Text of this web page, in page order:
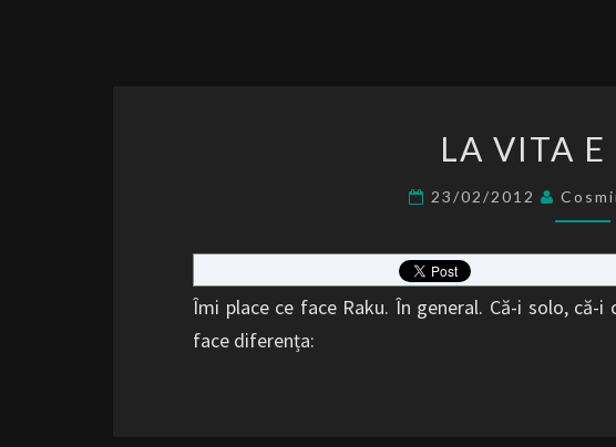
LA VITA E
23/02/2012
Îmi place ce face Raku. În general. Că-i solo,
face diferența: